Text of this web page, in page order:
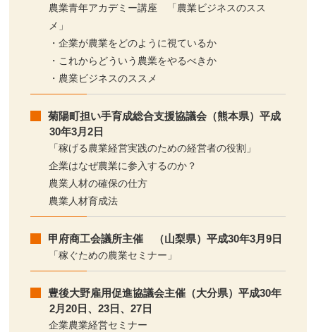
農業青年アカデミー講座 「農業ビジネスのスス
メ」
・企業が農業をどのように視ているか
・これからどういう農業をやるべきか
・農業ビジネスのススメ
菊陽町担い手育成総合支援協議会（熊本県）平成
30年3月2日
「稼げる農業経営実践のための経営者の役割」
企業はなぜ農業に参入するのか？
農業人材の確保の仕方
農業人材育成法
甲府商工会議所主催 （山梨県）平成30年3月9日
「稼ぐための農業セミナー」
豊後大野雇用促進協議会主催（大分県）平成30年
2月20日、23日、27日
企業農業経営セミナー